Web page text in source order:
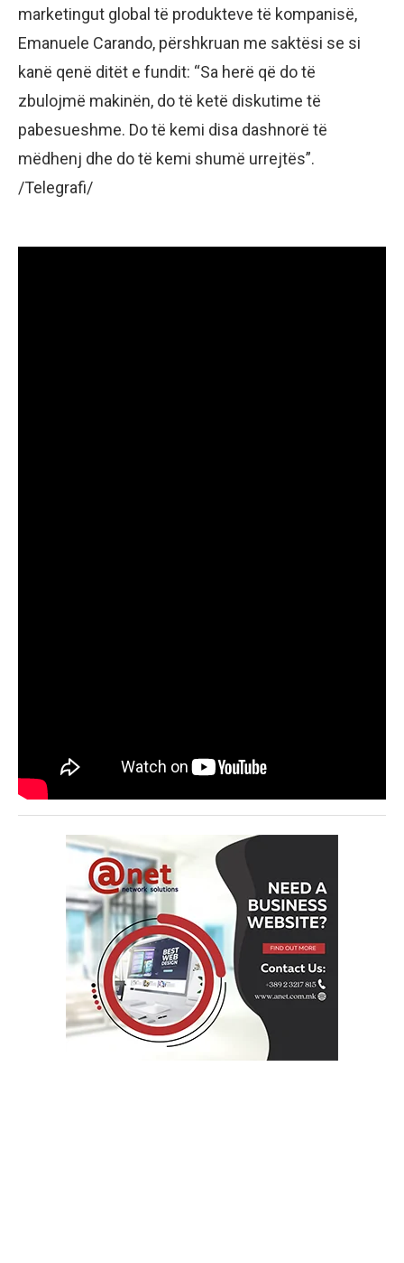
marketingut global të produkteve të kompanisë,
Emanuele Carando, përshkruan me saktësi se si
kanë qenë ditët e fundit: “Sa herë që do të
zbulojmë makinën, do të ketë diskutime të
pabesueshme. Do të kemi disa dashnorë të
mëdhenj dhe do të kemi shumë urrejtës”.
/Telegrafi/